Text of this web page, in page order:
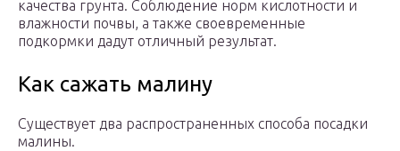
качества грунта. Соблюдение норм кислотности и
влажности почвы, а также своевременные
подкормки дадут отличный результат.
Как сажать малину
Существует два распространенных способа посадки
малины.